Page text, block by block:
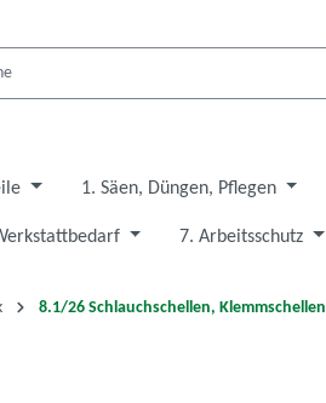
1. Säen, Düngen, Pflegen
7. Arbeitsschutz
8.1/26 Schlauchschellen, Klemmschellen